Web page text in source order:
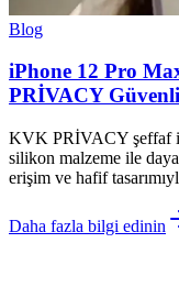
Blog
iPhone 12 Pro
PRİVACY
KVK PRİVACY şeffaf
silikon malzeme ile
erişim ve hafif
Daha fazla bilgi edinin